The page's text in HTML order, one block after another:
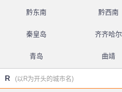
黔东南 黔西南
秦皇岛 齐齐哈尔
青岛 曲靖
R (以R为开头的城市名)